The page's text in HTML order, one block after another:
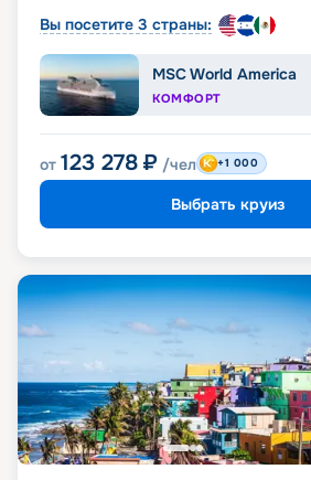
Вы посетите 3 страны:
MSC World America
КОМФОРТ
от 123 278 ₽ /чел +1 000
Выбрать круиз